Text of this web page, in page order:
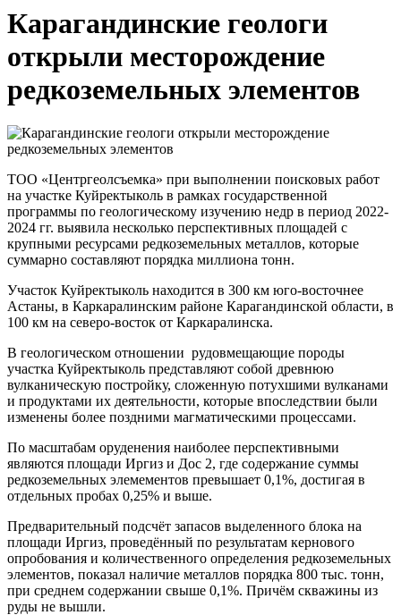
Карагандинские геологи
открыли месторождение
редкоземельных элементов
ТОО «Центргеолсъемка» при выполнении поисковых работ
на участке Куйректыколь в рамках государственной
программы по геологическому изучению недр в период 2022-
2024 гг. выявила несколько перспективных площадей с
крупными ресурсами редкоземельных металлов, которые
суммарно составляют порядка миллиона тонн.
Участок Куйректыколь находится в 300 км юго-восточнее
Астаны, в Каркаралинским районе Карагандинской области, в
100 км на северо-восток от Каркаралинска.
В геологическом отношении рудовмещающие породы
участка Куйректыколь представляют собой древнюю
вулканическую постройку, сложенную потухшими вулканами
и продуктами их деятельности, которые впоследствии были
изменены более поздними магматическими процессами.
По масштабам оруденения наиболее перспективными
являются площади Иргиз и Дос 2, где содержание суммы
редкоземельных элемементов превышает 0,1%, достигая в
отдельных пробах 0,25% и выше.
Предварительный подсчёт запасов выделенного блока на
площади Иргиз, проведённый по результатам кернового
опробования и количественного определения редкоземельных
элементов, показал наличие металлов порядка 800 тыс. тонн,
при среднем содержании свыше 0,1%. Причём скважины из
руды не вышли.